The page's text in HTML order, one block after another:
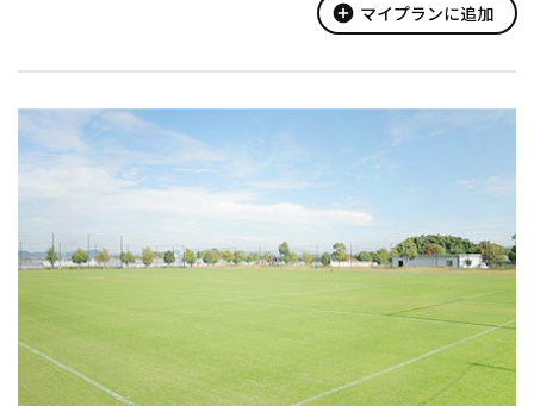
add_circle マイプランに追加